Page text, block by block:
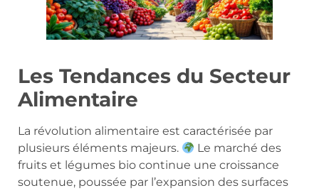
Les Tendances du Secteur
Alimentaire
La révolution alimentaire est caractérisée par
plusieurs éléments majeurs.
Le marché des
fruits et légumes bio continue une croissance
soutenue, poussée par l’expansion des surfaces